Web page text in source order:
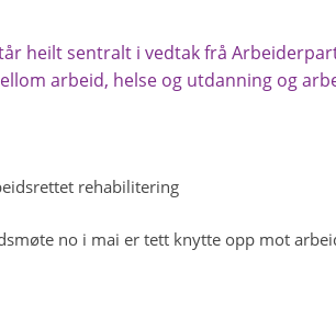
heilt sentralt i vedtak frå
arbeid, helse og utdanning og
rehabilitering
no i mai er tett knytte opp mot